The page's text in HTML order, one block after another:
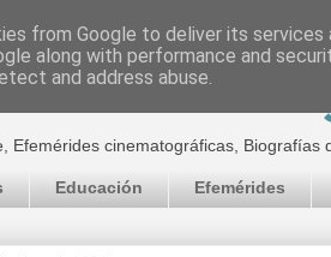
Efemérides cinematográficas, Biografías
Educación Efemérides
from Google to deliver its
along with performance and
and address abuse.